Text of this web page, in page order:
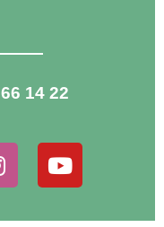
14 22